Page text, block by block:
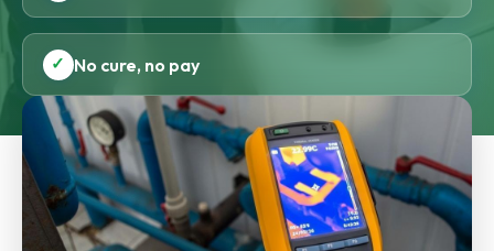
✓ No cure, no pay